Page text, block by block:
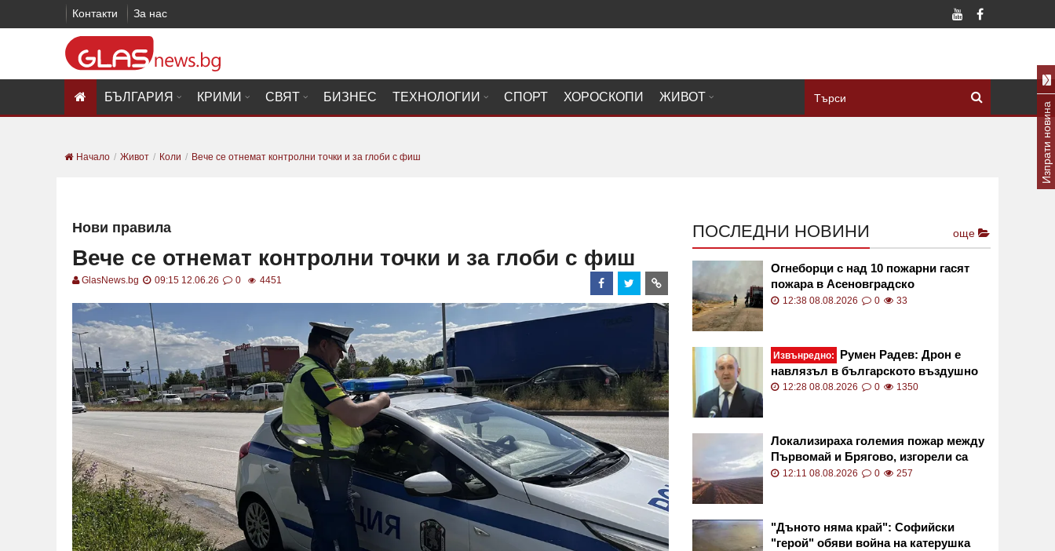
Контакти За нас
БЪЛГАРИЯ КРИМИ СВЯТ БИЗНЕС ТЕХНОЛОГИИ СПОРТ ХОРОСКОПИ ЖИВОТ
Начало Живот Коли Вече се отнемат контролни точки и за глоби с фиш
Нови правила
Вече се отнемат контролни точки и за глоби с фиш
GlasNews.bg 09:15 12.06.26 0 4451
ПОСЛЕДНИ НОВИНИ още
Огнеборци с над 10 пожарни гасят
пожара в Асеновградско
12:38 08.08.2026 0 33
Извънредно:
Румен Радев: Дрон е
навлязъл в българското въздушно
пространство
12:28 08.08.2026 0 1350
Локализираха големия пожар между
Първомай и Брягово, изгорели са
близо 3500 декара
12:11 08.08.2026 0 257
"Дъното няма край": Софийски
"герой" обяви война на катерушка
Изпрати новина